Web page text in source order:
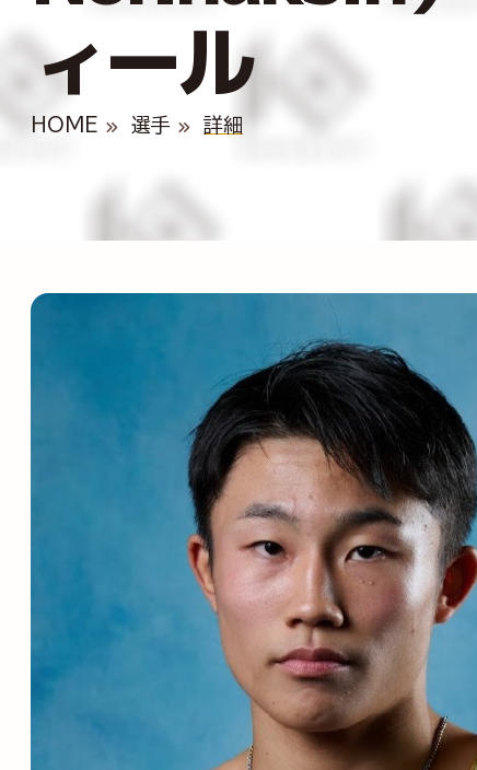
ィール
HOME 選手 詳細